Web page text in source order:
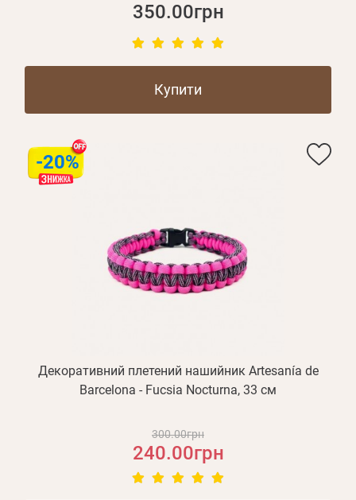
350.00грн
Купити
-20%
Декоративний плетений нашийник Artesanía de
Barcelona - Fucsia Nocturna, 33 см
300.00грн
240.00грн